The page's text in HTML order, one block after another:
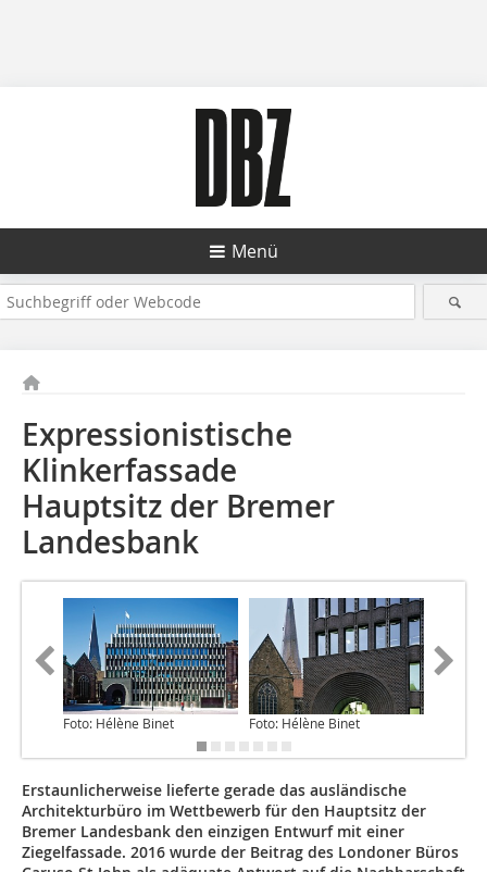
Menü
Expressionistische
Klinkerfassade
Hauptsitz der Bremer
Landesbank
Foto: Hélène Binet Foto: Hélène Binet
Erstaunlicherweise lieferte gerade das ausländische
Architekturbüro im Wettbewerb für den Hauptsitz der
Bremer Landesbank den einzigen Entwurf mit einer
Ziegelfassade. 2016 wurde der Beitrag des Londoner Büros